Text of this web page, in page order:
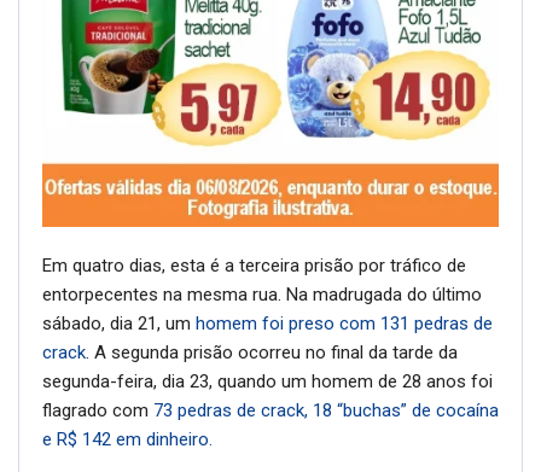
Em quatro dias, esta é a terceira prisão por tráfico de
entorpecentes na mesma rua. Na madrugada do último
sábado, dia 21, um homem foi preso com 131 pedras de
crack. A segunda prisão ocorreu no final da tarde da
segunda-feira, dia 23, quando um homem de 28 anos foi
flagrado com 73 pedras de crack, 18 “buchas” de cocaína
e R$ 142 em dinheiro.